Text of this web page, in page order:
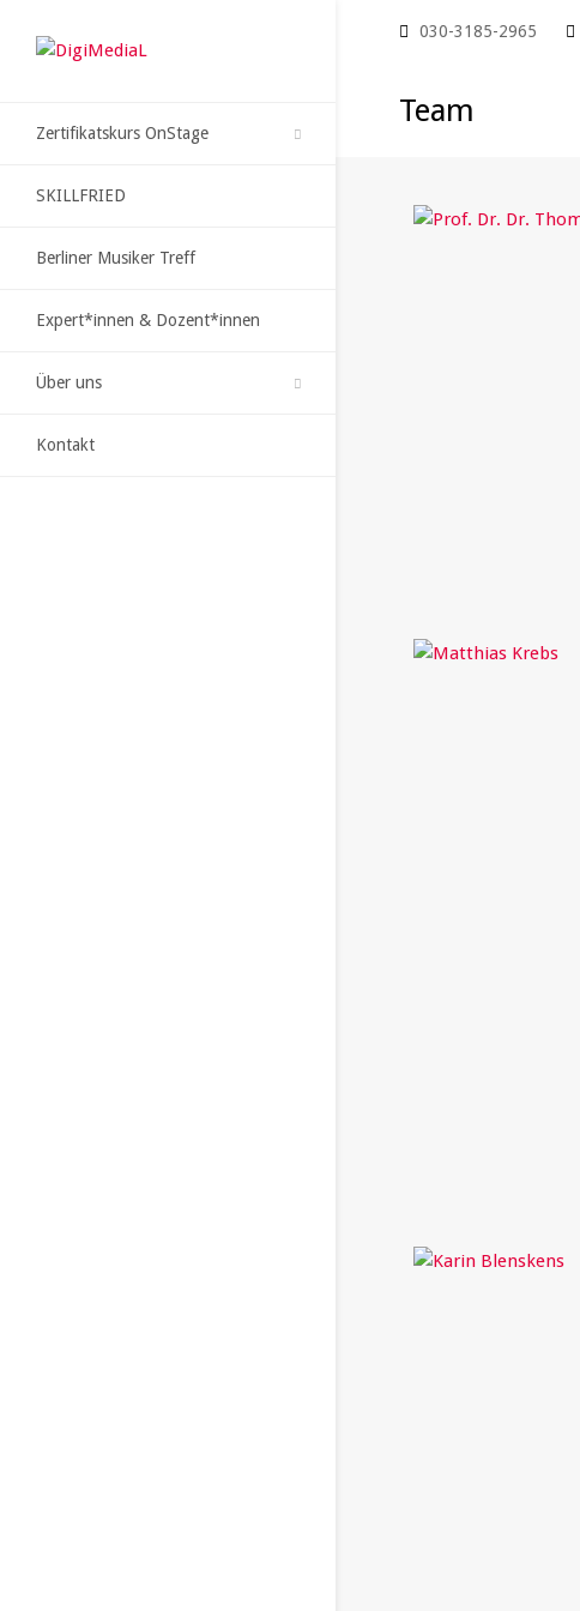
030-3185-2965
Zertifikatskurs OnStage
SKILLFRIED
Berliner Musiker Treff
Expert*innen & Dozent*innen
Über uns
Kontakt
Team